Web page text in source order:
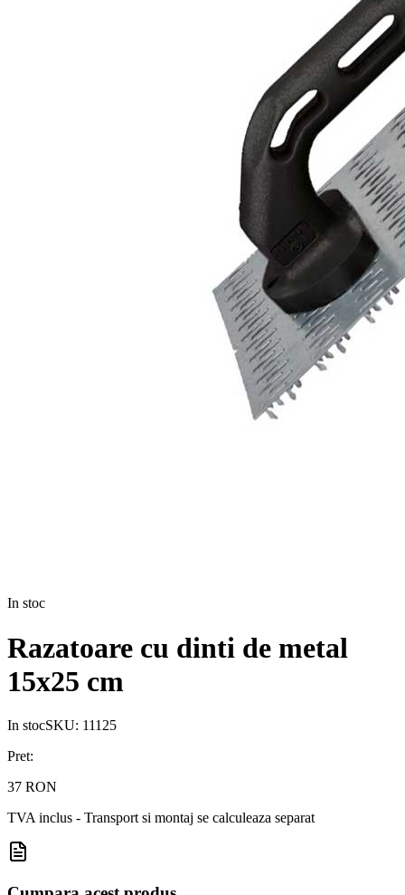
In stoc
Razatoare cu dinti de metal
15x25 cm
In stocSKU: 11125
Pret:
37 RON
TVA inclus - Transport si montaj se calculeaza separat